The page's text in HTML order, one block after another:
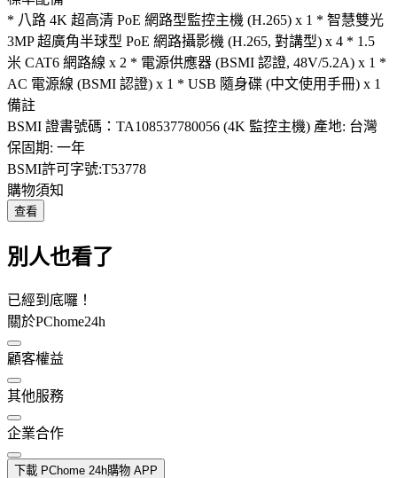
* 八路 4K 超高清 PoE 網路型監控主機 (H.265) x 1 * 智慧雙光
3MP 超廣角半球型 PoE 網路攝影機 (H.265, 對講型) x 4 * 1.5
米 CAT6 網路線 x 2 * 電源供應器 (BSMI 認證, 48V/5.2A) x 1 *
AC 電源線 (BSMI 認證) x 1 * USB 隨身碟 (中文使用手冊) x 1
備註
BSMI 證書號碼：TA108537780056 (4K 監控主機) 產地: 台灣
保固期: 一年
BSMI許可字號:T53778
購物須知
查看
別人也看了
已經到底囉！
關於PChome24h
顧客權益
其他服務
企業合作
下載 PChome 24h購物 APP